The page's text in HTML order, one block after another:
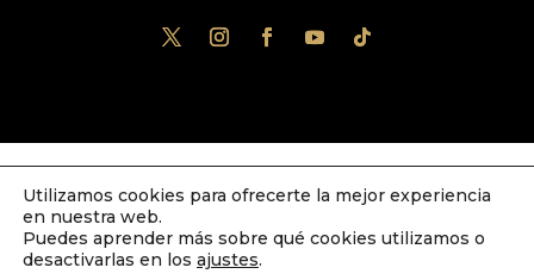
Diseñado poriNova Cloud. Una empresa
deGrupo Inova 2023© Todos los derechos
Utilizamos cookies para ofrecerte la mejor experiencia
en nuestra web.
Puedes aprender más sobre qué cookies utilizamos o
desactivarlas en los ajustes.